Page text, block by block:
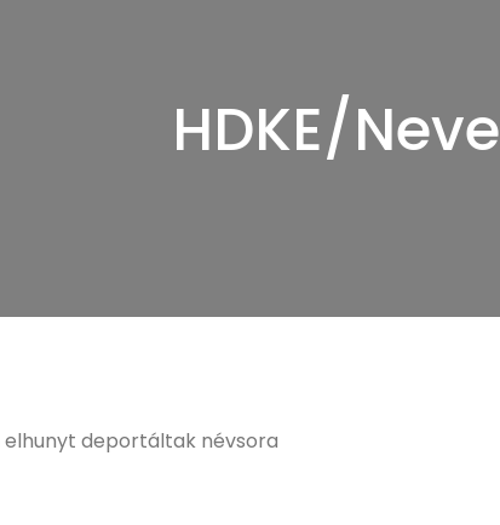
HDKE/
elhunyt deportáltak névsora